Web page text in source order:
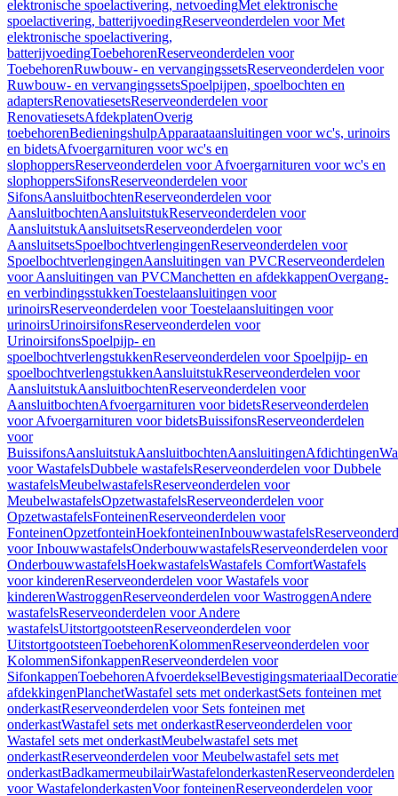
elektronische spoelactivering, netvoedingMet elektronische
spoelactivering, batterijvoedingReserveonderdelen voor Met
elektronische spoelactivering,
batterijvoedingToebehorenReserveonderdelen voor
ToebehorenRuwbouw- en vervangingssetsReserveonderdelen voor
Ruwbouw- en vervangingssetsSpoelpijpen, spoelbochten en
adaptersRenovatiesetsReserveonderdelen voor
RenovatiesetsAfdekplatenOverig
toebehorenBedieningshulpApparaataansluitingen voor wc's, urinoirs
en bidetsAfvoergarnituren voor wc's en
slophoppersReserveonderdelen voor Afvoergarnituren voor wc's en
slophoppersSifonsReserveonderdelen voor
SifonsAansluitbochtenReserveonderdelen voor
AansluitbochtenAansluitstukReserveonderdelen voor
AansluitstukAansluitsetsReserveonderdelen voor
AansluitsetsSpoelbochtverlengingenReserveonderdelen voor
SpoelbochtverlengingenAansluitingen van PVCReserveonderdelen
voor Aansluitingen van PVCManchetten en afdekkappenOvergang-
en verbindingsstukkenToestelaansluitingen voor
urinoirsReserveonderdelen voor Toestelaansluitingen voor
urinoirsUrinoirsifonsReserveonderdelen voor
UrinoirsifonsSpoelpijp- en
spoelbochtverlengstukkenReserveonderdelen voor Spoelpijp- en
spoelbochtverlengstukkenAansluitstukReserveonderdelen voor
AansluitstukAansluitbochtenReserveonderdelen voor
AansluitbochtenAfvoergarnituren voor bidetsReserveonderdelen
voor Afvoergarnituren voor bidetsBuissifonsReserveonderdelen
voor
BuissifonsAansluitstukAansluitbochtenAansluitingenAfdichtingen
voor WastafelsDubbele wastafelsReserveonderdelen voor Dubbele
wastafelsMeubelwastafelsReserveonderdelen voor
MeubelwastafelsOpzetwastafelsReserveonderdelen voor
OpzetwastafelsFonteinenReserveonderdelen voor
FonteinenOpzetfonteinHoekfonteinenInbouwwastafels
voor InbouwwastafelsOnderbouwwastafelsReserveonderdelen voor
OnderbouwwastafelsHoekwastafelsWastafels ComfortWastafels
voor kinderenReserveonderdelen voor Wastafels voor
kinderenWastroggenReserveonderdelen voor WastroggenAndere
wastafelsReserveonderdelen voor Andere
wastafelsUitstortgootsteenReserveonderdelen voor
UitstortgootsteenToebehorenKolommenReserveonderdelen voor
KolommenSifonkappenReserveonderdelen voor
SifonkappenToebehorenAfvoerdekselBevestigingsmateriaal
afdekkingenPlanchetWastafel sets met onderkastSets fonteinen met
onderkastReserveonderdelen voor Sets fonteinen met
onderkastWastafel sets met onderkastReserveonderdelen voor
Wastafel sets met onderkastMeubelwastafel sets met
onderkastReserveonderdelen voor Meubelwastafel sets met
onderkastBadkamermeubilairWastafelonderkastenReserveonderdelen
voor WastafelonderkastenVoor fonteinenReserveonderdelen voor